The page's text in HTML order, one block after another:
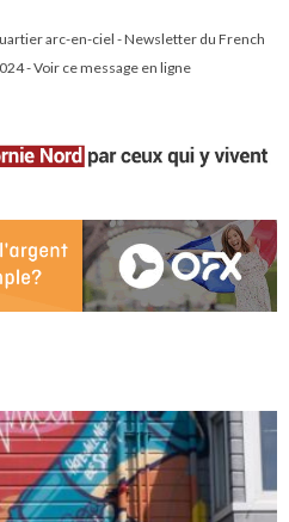
arc-en-ciel - Newsletter du French
- Voir ce message en ligne